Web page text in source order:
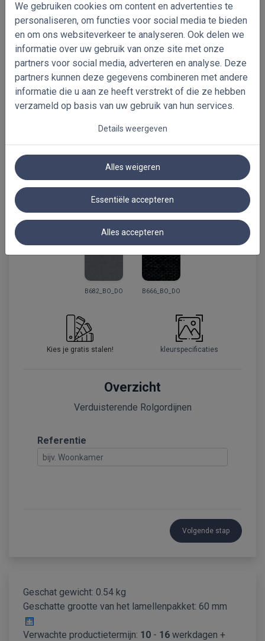
We gebruiken cookies om content en advertenties te
personaliseren, om functies voor social media te bieden
en om ons websiteverkeer te analyseren. Ook delen we
informatie over uw gebruik van onze site met onze
partners voor social media, adverteren en analyse. Deze
partners kunnen deze gegevens combineren met andere
informatie die u aan ze heeft verstrekt of die ze hebben
verzameld op basis van uw gebruik van hun services.
Details weergeven
Alles weigeren
Essentiële accepteren
Alles accepteren
B663_BO_DO B614_BO
B662_BO_DO B664_BO_DO
+25%
Z050_BO
+25%
Z041_BO_DO B626_BO
+25%
Z031_BO_DO
B667_BO_DO B609_BO B665_BO_DO
B682_BO_DO B666_BO_DO
Kies je gratis stalen! kleurspecificaties
Overzicht
Verduisterende Rolgordijnen
Referentie
Volgende stap
Geschat gewicht: 0.54 kg
Geschatte grootte van het lamellenpakket: 60 mm
Verwachte productietermijn: 10 - 16 werkdagen +